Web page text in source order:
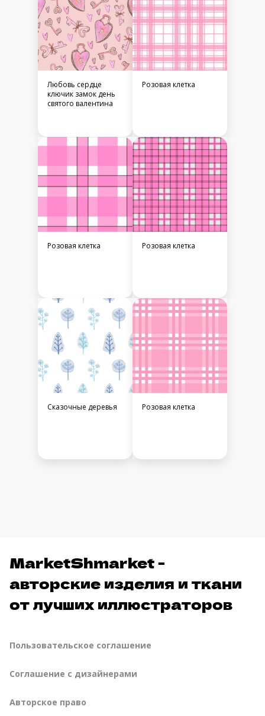
Любовь сердце
ключик замок день
святого валентина
Розовая клетка
Розовая клетка Розовая клетка
Сказочные деревья Розовая клетка
MarketShmarket -
авторские изделия и ткани
от лучших иллюстраторов
Пользовательское соглашение
Соглашение с дизайнерами
Авторское право